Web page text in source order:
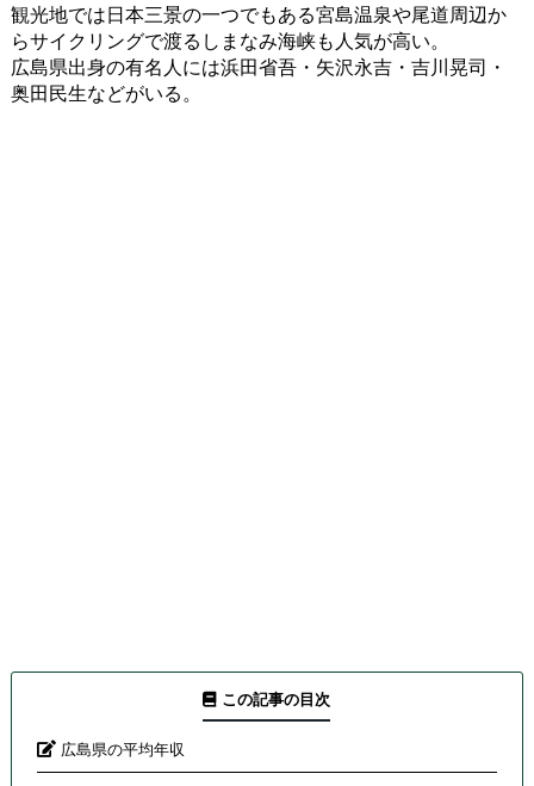
観光地では日本三景の一つでもある宮島温泉や尾道周辺か
らサイクリングで渡るしまなみ海峡も人気が高い。
広島県出身の有名人には浜田省吾・矢沢永吉・吉川晃司・
奥田民生などがいる。
この記事の目次
広島県の平均年収